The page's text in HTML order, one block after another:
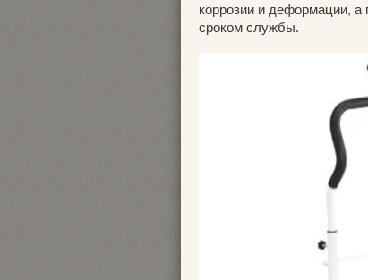
коррозии и деформации, а
сроком службы.